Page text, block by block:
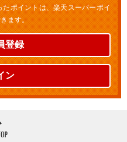
ポイントは、楽天スーパーポイ
ます。
登録
ン